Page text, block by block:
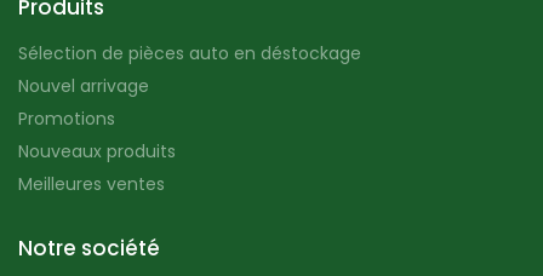
Produits
Sélection de pièces auto en déstockage
Nouvel arrivage
Promotions
Nouveaux produits
Meilleures ventes
Notre société